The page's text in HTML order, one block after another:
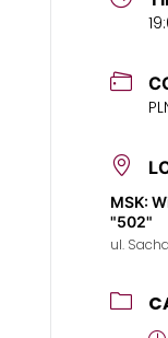
MSK:
"502"
ul.